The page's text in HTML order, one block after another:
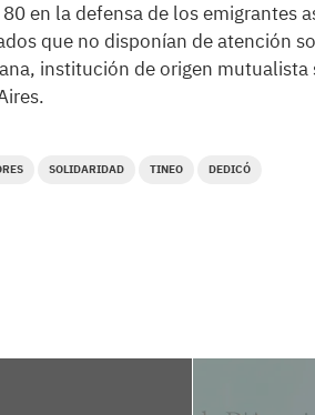
en la defensa de los emigrantes
que no disponían de atención
institución de origen
SOLIDARIDAD TINEO DEDICÓ